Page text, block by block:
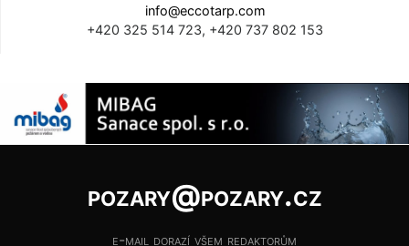
info@eccotarp.com
+420 325 514 723, +420 737 802 153
pozary@pozary.cz
e-mail dorazí všem redaktorům